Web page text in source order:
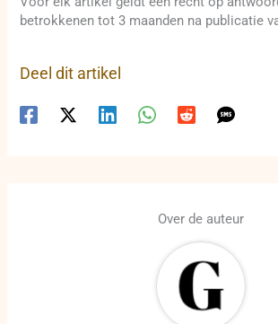
betrokkenen tot 3 maanden na publicatie
Deel dit artikel
Over de auteur